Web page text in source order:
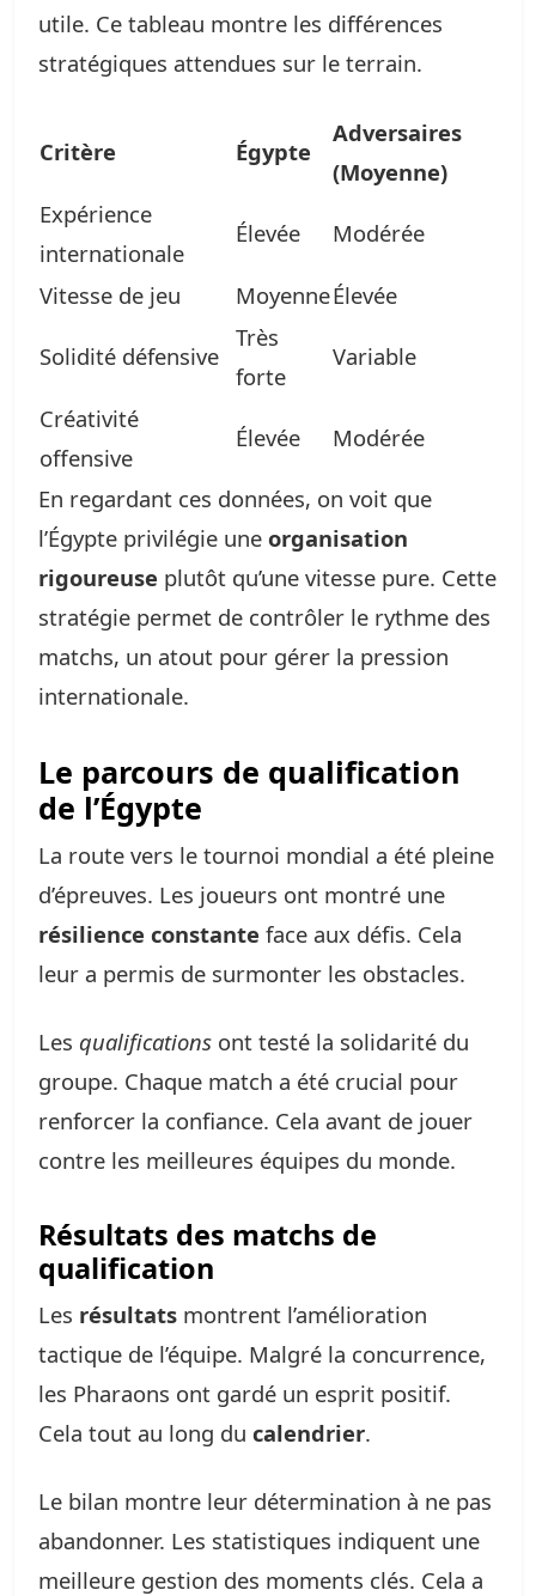
utile. Ce tableau montre les différences
stratégiques attendues sur le terrain.
Critère Égypte
Adversaires
(Moyenne)
Expérience
internationale
Élevée Modérée
Vitesse de jeu MoyenneÉlevée
Solidité défensive
Très
forte
Variable
Créativité
offensive
Élevée Modérée
En regardant ces données, on voit que
l’Égypte privilégie une organisation
rigoureuse plutôt qu’une vitesse pure. Cette
stratégie permet de contrôler le rythme des
matchs, un atout pour gérer la pression
internationale.
Le parcours de qualification
de l’Égypte
La route vers le tournoi mondial a été pleine
d’épreuves. Les joueurs ont montré une
résilience constante face aux défis. Cela
leur a permis de surmonter les obstacles.
Les qualifications ont testé la solidarité du
groupe. Chaque match a été crucial pour
renforcer la confiance. Cela avant de jouer
contre les meilleures équipes du monde.
Résultats des matchs de
qualification
Les résultats montrent l’amélioration
tactique de l’équipe. Malgré la concurrence,
les Pharaons ont gardé un esprit positif.
Cela tout au long du calendrier.
Le bilan montre leur détermination à ne pas
abandonner. Les statistiques indiquent une
meilleure gestion des moments clés. Cela a